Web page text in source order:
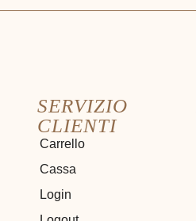
SERVIZIO
CLIENTI
Carrello
Cassa
Login